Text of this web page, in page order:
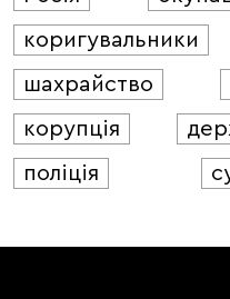
коригувальники
шахрайство
корупція
поліція